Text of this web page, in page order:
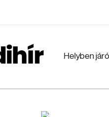
Helyben járó